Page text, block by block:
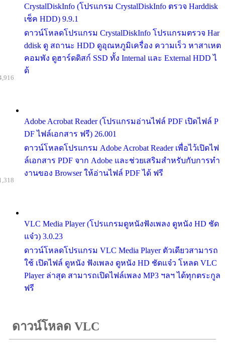
CrystalDiskInfo (โปรแกรม CrystalDiskInfo ตรวจ Harddisk
เช็ค HDD) 9.9.1
ดาวน์โหลดโปรแกรม CrystalDiskInfo โปรแกรมตรวจ Har
ddisk ดู สถานะ HDD ดูอุณหภูมิเครื่อง ความเร็ว หาสาเหต
คอมพัง ดูฮาร์ดดิสก์ SSD ทั้ง Internal และ External HDD ไ
ด้
Adobe Acrobat Reader (โปรแกรมอ่านไฟล์ PDF เปิดไฟล์ P
DF ไฟล์เอกสาร ฟรี) 26.001
ดาวน์โหลดโปรแกรม Adobe Acrobat Reader เพื่อไว้เปิดไฟ
ล์เอกสาร PDF จาก Adobe และช่วยเสริมสำหรับกับการทำ
งานของ Browser ให้อ่านไฟล์ PDF ได้ ฟรี
VLC Media Player (โปรแกรมดูหนังฟังเพลง ดูหนัง HD ชัด
แจ๋ว) 3.0.23
ดาวน์โหลดโปรแกรม VLC Media Player ตัวเดียวสามารถ
ใช้ เปิดไฟล์ ดูหนัง ฟังเพลง ดูหนัง HD ชัดแจ๋ว โหลด VLC
Player ล่าสุด สามารถเปิดไฟล์เพลง MP3 ฯลฯ ได้ทุกตระกูล
ฟรี
ดาวน์โหลด VLC